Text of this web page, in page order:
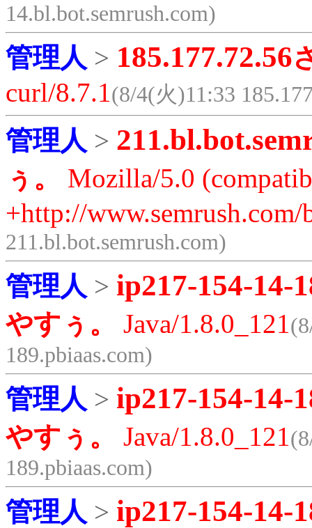
14.bl.bot.semrush.com)
管理人 > 185.177.72.56
curl/8.7.1(8/4(火)11:33
管理人 >
ぅ。
Mozilla/5.0
+http://
211.bl.bot.semrush.com)
管理人 > ip217-154-14-
やすぅ。 Java/1.8.0_121
189.pbiaas.com)
管理人 > ip217-154-14-
やすぅ。 Java/1.8.0_121
189.pbiaas.com)
管理人 > ip217-154-14-